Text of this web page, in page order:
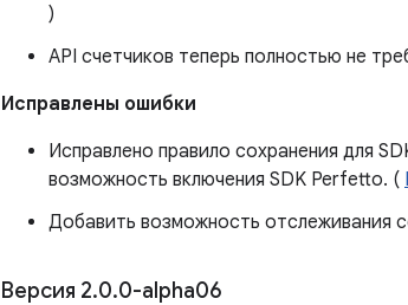
)
API счетчиков теперь полностью не
Исправлены ошибки
Исправлено правило сохранения для
возможность включения SDK Perfetto. (
Добавить возможность отслеживания
Версия 2.0.0-alpha06